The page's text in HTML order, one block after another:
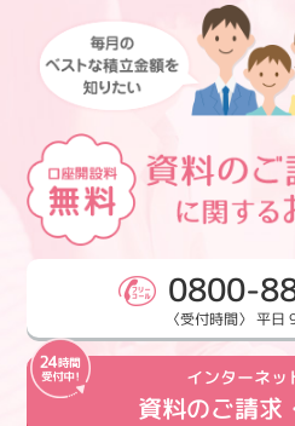
0800-
〈受付時間〉 平
インターネッ
資料のご請求